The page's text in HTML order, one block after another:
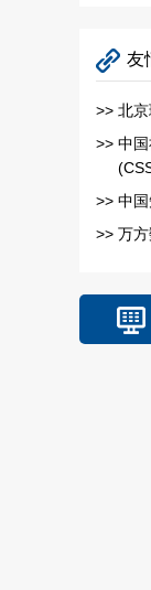
友
>> 北
>> 中
>> 中
>> 万